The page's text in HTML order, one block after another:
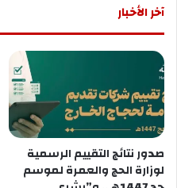
آخر الأخبار
صدور نتائج التقييم الرسمية
لوزارة الحج والعمرة لموسم